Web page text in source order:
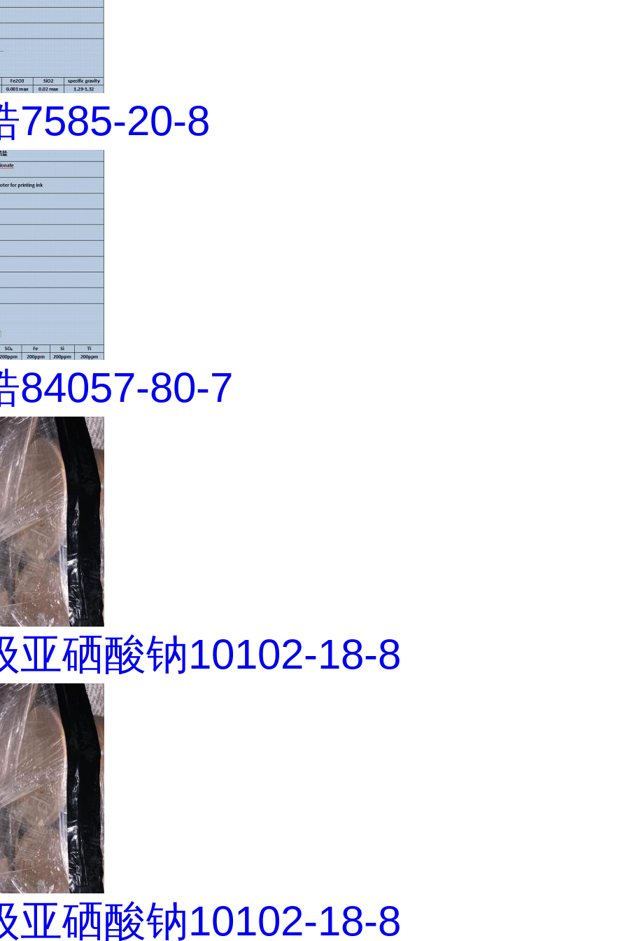
7585-20-8
84057-80-7
亚硒酸钠10102-18-8
亚硒酸钠10102-18-8